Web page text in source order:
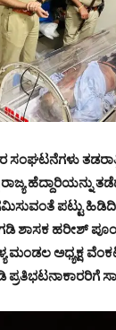
ಹೆದ್ದಾರಿಯನ್ನು
ಪಟ್ಟು
ಶಾಸಕ ಹರೀಶ್
ಮಂಡಲ ಅಧ್ಯಕ್ಷ